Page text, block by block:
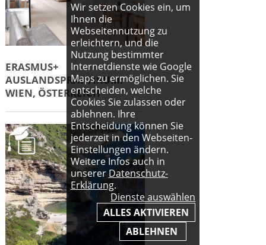
ERASMUS+
AUSLANDSPRAKTIKUM:
WIEN, ÖSTERREICH
Wir setzen Cookies ein, um
Ihnen die
Webseitennutzung zu
erleichtern, und die
Nutzung bestimmter
Internetdienste wie Google
Maps zu ermöglichen. Sie
entscheiden, welche
Cookies Sie zulassen oder
ablehnen. Ihre
Entscheidung können Sie
jederzeit in den Webseiten-
Einstellungen ändern.
Weitere Infos auch in
unsererDatenschutz-
Erklärung.
Dienste auswählen
ALLES AKTIVIEREN
ABLEHNEN